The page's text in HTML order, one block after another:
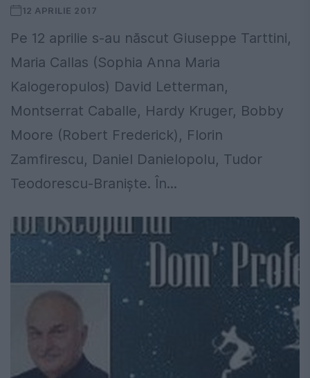
12 APRILIE 2017
Pe 12 aprilie s-au născut Giuseppe Tarttini,
Maria Callas (Sophia Anna Maria
Kalogeropulos) David Letterman,
Montserrat Caballe, Hardy Kruger, Bobby
Moore (Robert Frederick), Florin
Zamfirescu, Daniel Danielopolu, Tudor
Teodorescu-Branişte. În...